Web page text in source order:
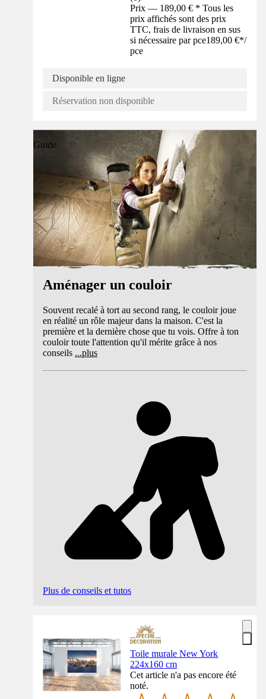
Prix — 189,00 € * Tous les
prix affichés sont des prix
TTC, frais de livraison en sus
si nécessaire par pce189,00 €*/
pce
Disponible en ligne
Réservation non disponible
Guide
Aménager un couloir
Souvent recalé à tort au second rang, le couloir joue
en réalité un rôle majeur dans la maison. C'est la
première et la dernière chose que tu vois. Offre à ton
couloir toute l'attention qu'il mérite grâce à nos
conseils ...plus
Plus de conseils et tutos
Toile murale New York
224x160 cm
Cet article n'a pas encore été
noté.